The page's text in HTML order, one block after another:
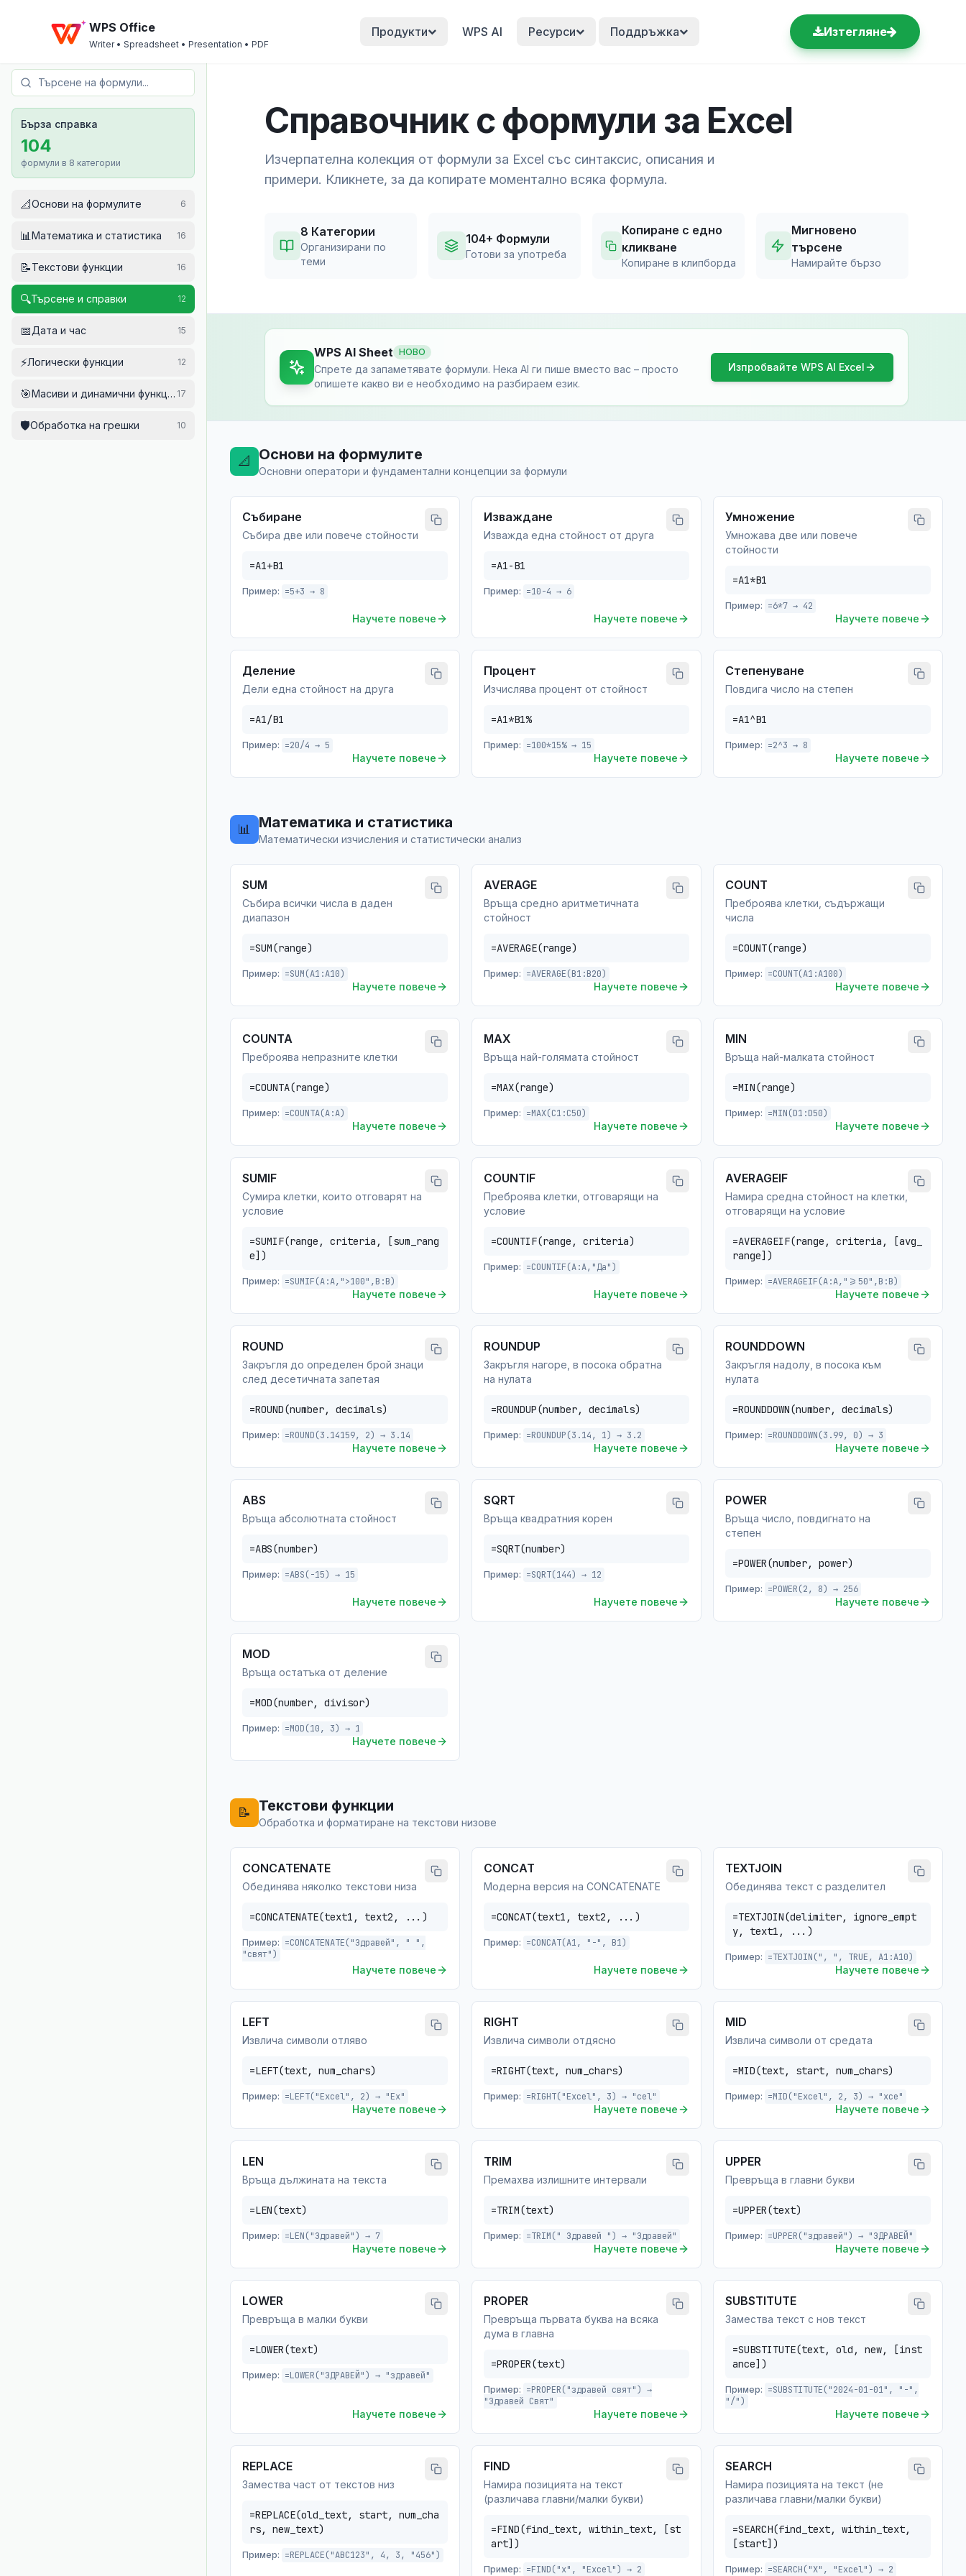
WPS Office
Writer • Spreadsheet • Presentation • PDF
Продукти WPS AI Ресурси Поддръжка Изтегляне
Бърза справка
104
формули в 8 категории
📐Основи на формулите 6
📊Математика и статистика 16
📝Текстови функции 16
🔍Търсене и справки 12
📅Дата и час 15
⚡Логически функции 12
🎯Масиви и динамични функции17
🛡️Обработка на грешки 10
Справочник с формули за Excel
Изчерпателна колекция от формули за Excel със синтаксис, описания и
примери. Кликнете, за да копирате моментално всяка формула.
8 Категории
Организирани по
теми
104+ Формули
Готови за употреба
Копиране с едно
кликване
Копиране в клипборда
Мигновено
търсене
Намирайте бързо
WPS AI Sheet НОВО
Спрете да запаметявате формули. Нека AI ги пише вместо вас – просто
опишете какво ви е необходимо на разбираем език.
Изпробвайте WPS AI Excel
📐 Основи на формулите
Основни оператори и фундаментални концепции за формули
Събиране
Събира две или повече стойности
=A1+B1
Пример: =5+3 → 8
Научете повече
Изваждане
Изважда една стойност от друга
=A1-B1
Пример: =10-4 → 6
Научете повече
Умножение
Умножава две или повече
стойности
=A1*B1
Пример: =6*7 → 42
Научете повече
Деление
Дели една стойност на друга
=A1/B1
Пример: =20/4 → 5
Научете повече
Процент
Изчислява процент от стойност
=A1*B1%
Пример: =100*15% → 15
Научете повече
Степенуване
Повдига число на степен
=A1^B1
Пример: =2^3 → 8
Научете повече
📊 Математика и статистика
Математически изчисления и статистически анализ
SUM
Събира всички числа в даден
диапазон
=SUM(range)
Пример: =SUM(A1:A10)
Научете повече
AVERAGE
Връща средно аритметичната
стойност
=AVERAGE(range)
Пример: =AVERAGE(B1:B20)
Научете повече
COUNT
Преброява клетки, съдържащи
числа
=COUNT(range)
Пример: =COUNT(A1:A100)
Научете повече
COUNTA
Преброява непразните клетки
=COUNTA(range)
Пример: =COUNTA(A:A)
Научете повече
MAX
Връща най-голямата стойност
=MAX(range)
Пример: =MAX(C1:C50)
Научете повече
MIN
Връща най-малката стойност
=MIN(range)
Пример: =MIN(D1:D50)
Научете повече
SUMIF
Сумира клетки, които отговарят на
условие
=SUMIF(range, criteria, [sum_rang
e])
Пример: =SUMIF(A:A,">100",B:B)
Научете повече
COUNTIF
Преброява клетки, отговарящи на
условие
=COUNTIF(range, criteria)
Пример: =COUNTIF(A:A,"Да")
Научете повече
AVERAGEIF
Намира средна стойност на клетки,
отговарящи на условие
=AVERAGEIF(range, criteria, [avg_
range])
Пример: =AVERAGEIF(A:A,">=50",B:B)
Научете повече
ROUND
Закръгля до определен брой знаци
след десетичната запетая
=ROUND(number, decimals)
Пример: =ROUND(3.14159, 2) → 3.14
Научете повече
ROUNDUP
Закръгля нагоре, в посока обратна
на нулата
=ROUNDUP(number, decimals)
Пример: =ROUNDUP(3.14, 1) → 3.2
Научете повече
ROUNDDOWN
Закръгля надолу, в посока към
нулата
=ROUNDDOWN(number, decimals)
Пример: =ROUNDDOWN(3.99, 0) → 3
Научете повече
ABS
Връща абсолютната стойност
=ABS(number)
Пример: =ABS(-15) → 15
Научете повече
SQRT
Връща квадратния корен
=SQRT(number)
Пример: =SQRT(144) → 12
Научете повече
POWER
Връща число, повдигнато на
степен
=POWER(number, power)
Пример: =POWER(2, 8) → 256
Научете повече
MOD
Връща остатъка от деление
=MOD(number, divisor)
Пример: =MOD(10, 3) → 1
Научете повече
📝 Текстови функции
Обработка и форматиране на текстови низове
CONCATENATE
Обединява няколко текстови низа
=CONCATENATE(text1, text2, ...)
Пример: =CONCATENATE("Здравей", " ",
"свят")
Научете повече
CONCAT
Модерна версия на CONCATENATE
=CONCAT(text1, text2, ...)
Пример: =CONCAT(A1, "-", B1)
Научете повече
TEXTJOIN
Обединява текст с разделител
=TEXTJOIN(delimiter, ignore_empt
y, text1, ...)
Пример: =TEXTJOIN(", ", TRUE, A1:A10)
Научете повече
LEFT
Извлича символи отляво
=LEFT(text, num_chars)
Пример: =LEFT("Excel", 2) → "Ex"
Научете повече
RIGHT
Извлича символи отдясно
=RIGHT(text, num_chars)
Пример: =RIGHT("Excel", 3) → "cel"
Научете повече
MID
Извлича символи от средата
=MID(text, start, num_chars)
Пример: =MID("Excel", 2, 3) → "xce"
Научете повече
LEN
Връща дължината на текста
=LEN(text)
Пример: =LEN("Здравей") → 7
Научете повече
TRIM
Премахва излишните интервали
=TRIM(text)
Пример: =TRIM(" Здравей ") → "Здравей"
Научете повече
UPPER
Превръща в главни букви
=UPPER(text)
Пример: =UPPER("здравей") → "ЗДРАВЕЙ"
Научете повече
LOWER
Превръща в малки букви
=LOWER(text)
Пример: =LOWER("ЗДРАВЕЙ") → "здравей"
Научете повече
PROPER
Превръща първата буква на всяка
дума в главна
=PROPER(text)
Пример: =PROPER("здравей свят") →
"Здравей Свят"
Научете повече
SUBSTITUTE
Замества текст с нов текст
=SUBSTITUTE(text, old, new, [inst
ance])
Пример: =SUBSTITUTE("2024-01-01", "-",
"/")
Научете повече
REPLACE
Замества част от текстов низ
=REPLACE(old_text, start, num_cha
rs, new_text)
Пример: =REPLACE("ABC123", 4, 3, "456")
FIND
Намира позицията на текст
(различава главни/малки букви)
=FIND(find_text, within_text, [st
art])
Пример: =FIND("x", "Excel") → 2
SEARCH
Намира позицията на текст (не
различава главни/малки букви)
=SEARCH(find_text, within_text,
[start])
Пример: =SEARCH("X", "Excel") → 2